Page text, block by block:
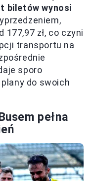
biletów wynosi
zł, co czyni
transportu na
sporo
do swoich
pełna